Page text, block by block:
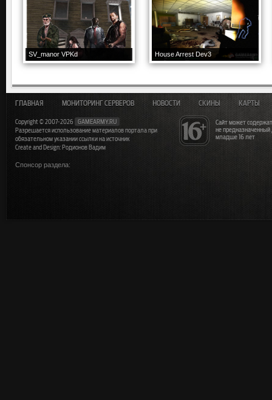
SV_manor VPKd House Arrest Dev3
Сайт может
не
младше 16 лет
ГЛАВНАЯ МОНИТОРИНГ СЕРВЕРОВ НОВОСТИ СКИНЫ КАРТЫ
Copyright © 2007-2026
GAMEARMY.RU
Разрешается использование материалов портала при
обязательном указании ссылки на источник
Create and Design: Родионов Вадим
Спонсор раздела: